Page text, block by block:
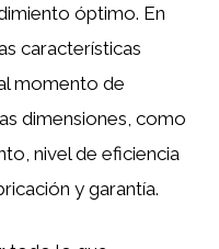
óptimo. En
características
momento de
dimensiones, como
nivel de eficiencia
y garantía.